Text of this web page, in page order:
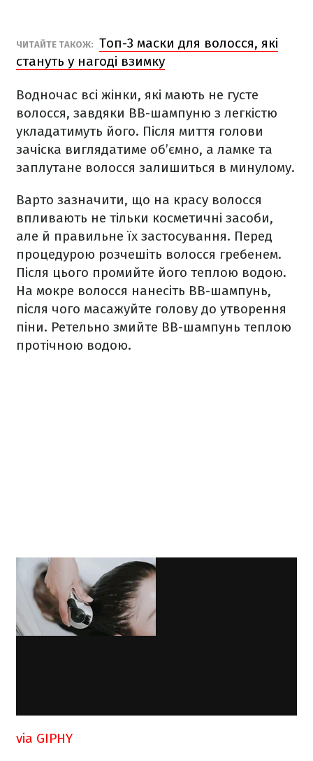
ЧИТАЙТЕ ТАКОЖ: Топ-3 маски для волосся, які
стануть у нагоді взимку
Водночас всі жінки, які мають не густе
волосся, завдяки ВВ-шампуню з легкістю
укладатимуть його. Після миття голови
зачіска виглядатиме об’ємно, а ламке та
заплутане волосся залишиться в минулому.
Варто зазначити, що на красу волосся
впливають не тільки косметичні засоби,
але й правильне їх застосування. Перед
процедурою розчешіть волосся гребенем.
Після цього промийте його теплою водою.
На мокре волосся нанесіть ВВ-шампунь,
після чого масажуйте голову до утворення
піни. Ретельно змийте ВВ-шампунь теплою
протічною водою.
via GIPHY